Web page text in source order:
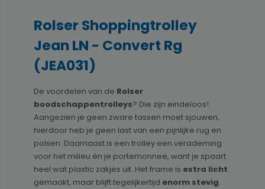
Rolser Shoppingtrolley
Jean LN - Convert Rg
(JEA031)
De voordelen van de Rolser
boodschappentrolleys? Die zijn eindeloos!
Aangezien je geen zware tassen moet sjouwen,
hierdoor heb je geen last van een pijnlijke rug en
polsen. Daarnaast is een trolley een verademing
voor het milieu én je portemonnee, want je spaart
heel wat plastic zakjes uit. Het frame is extra licht
gemaakt, maar blijft tegelijkertijd enorm stevig.